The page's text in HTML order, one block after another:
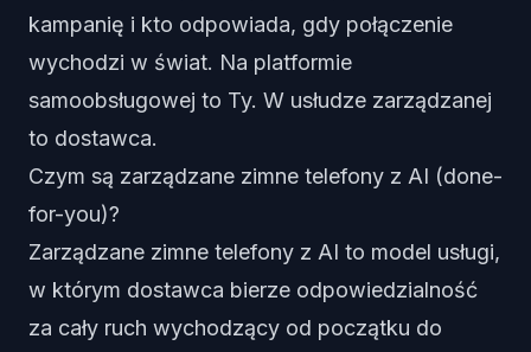
kampanię i kto odpowiada, gdy połączenie
wychodzi w świat. Na platformie
samoobsługowej to Ty. W usłudze zarządzanej
to dostawca.
Czym są zarządzane zimne telefony z AI (done-
for-you)?
Zarządzane zimne telefony z AI to model usługi,
w którym dostawca bierze odpowiedzialność
za cały ruch wychodzący od początku do